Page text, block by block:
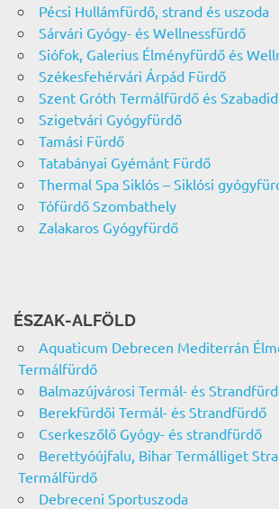
Pécsi Hullámfürdő, strand és uszoda
Sárvári Gyógy- és Wellnessfürdő
Siófok, Galerius Élményfürdő és
Székesfehérvári Árpád Fürdő
Szent Gróth Termálfürdő és
Szigetvári Gyógyfürdő
Tamási Fürdő
Tatabányai Gyémánt Fürdő
Thermal Spa Siklós – Siklósi
Tófürdő Szombathely
Zalakaros Gyógyfürdő
ÉSZAK-ALFÖLD
Aquaticum Debrecen Mediterrán
Termálfürdő
Balmazújvárosi Termál- és
Berekfürdői Termál- és Strandfürdő
Cserkeszőlő Gyógy- és strandfürdő
Berettyóújfalu, Bihar Termálliget
Termálfürdő
Debreceni Sportuszoda